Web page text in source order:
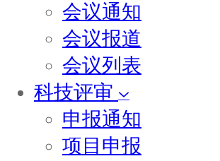
会议通知
会议报道
会议列表
科技评审
申报通知
项目申报